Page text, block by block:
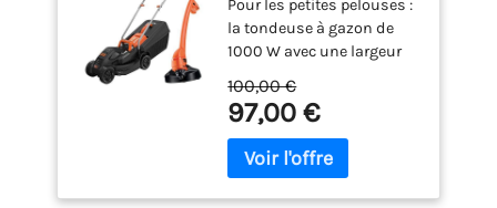
Bordures Filaire
250W, Tondeuse à
Gazon 32 cm avec 3
Hauteurs de Coupe,
Coupe-Bordures 23
cm avec
Déroulement du Fil
Automatique,
BEMW351GL2-QS
Pour les petites pelouses :
la tondeuse à gazon de
1000 W avec une largeur
débroussailleuse de 250
W sont idéales pour les
petits jardins Hauteur de
coupe réglable : 3
100,00 €
97,00 €